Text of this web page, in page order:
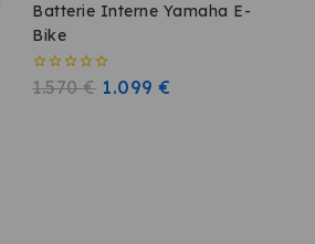
Batterie Interne Yamaha E-
Bike
0
1.570€ 1.099€